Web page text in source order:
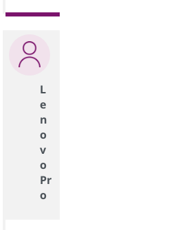
L
e
n
o
v
o
Pr
o